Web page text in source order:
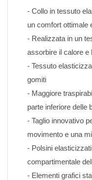
- Collo in tessuto
un comfort ottimale
- Realizzata in un
assorbire il calore e
- Tessuto
gomiti
- Maggiore
parte inferiore delle
- Taglio innovativo
movimento e una
- Polsini
compartimentale
- Elementi grafici